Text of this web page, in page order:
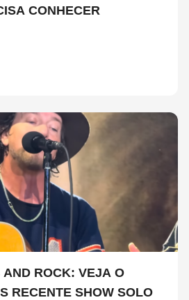
CONHECER
ROCK: VEJA O
RECENTE SHOW SOLO